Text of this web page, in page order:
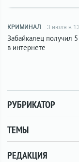
КРИМИНАЛ 3 июля в
Забайкалец получил
в интернете
РУБРИКАТОР
ТЕМЫ
РЕДАКЦИЯ